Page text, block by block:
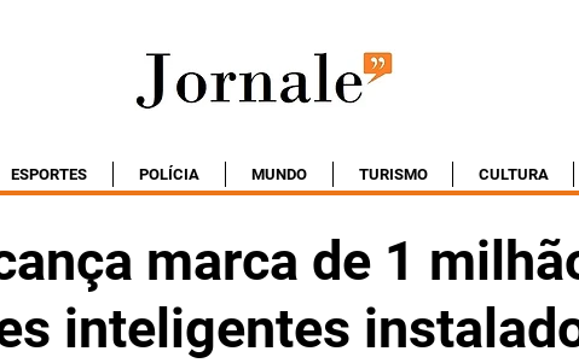
ESPORTES POLÍCIA MUNDO TURISMO CULTURA
marca de 1
inteligentes